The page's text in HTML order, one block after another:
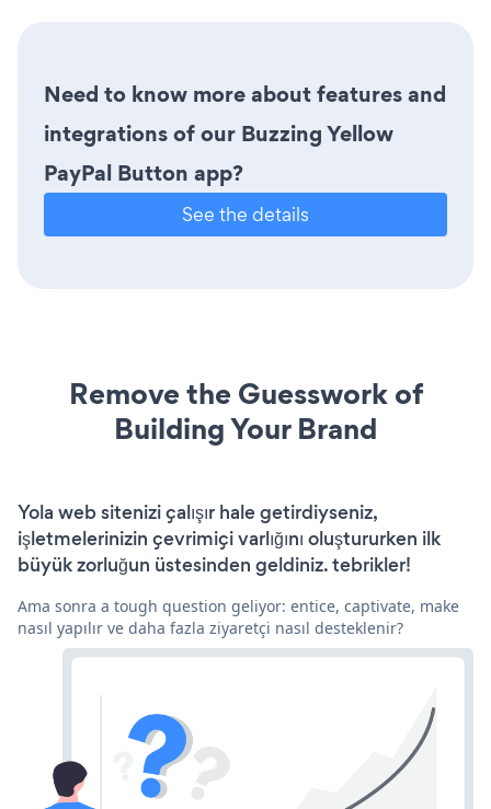
Need to know more about features and
integrations of our Buzzing Yellow
PayPal Button app?
See the details
Remove the Guesswork of
Building Your Brand
Yola web sitenizi çalışır hale getirdiyseniz,
işletmelerinizin çevrimiçi varlığını oluştururken ilk
büyük zorluğun üstesinden geldiniz. tebrikler!
Ama sonra a tough question geliyor: entice, captivate, make
nasıl yapılır ve daha fazla ziyaretçi nasıl desteklenir?